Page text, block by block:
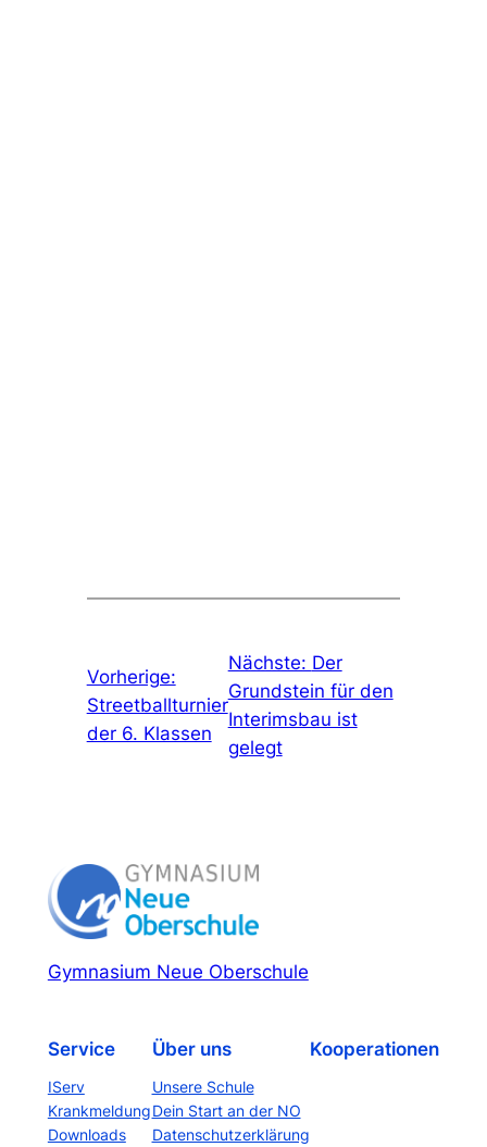
Vorherige:
Streetballturnier
der 6. Klassen
Nächste: Der
Grundstein für den
Interimsbau ist
gelegt
Gymnasium Neue Oberschule
Service
IServ
Krankmeldung
Downloads
Über uns
Unsere Schule
Dein Start an der NO
Datenschutzerklärung
Kooperationen